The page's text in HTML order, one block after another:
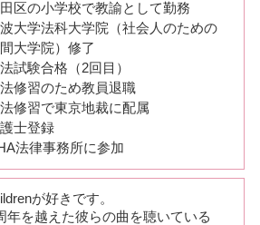
区の小学校で教諭として勤務
大学法科大学院（社会人のための
大学院）修了
試験合格（2回目）
修習のため教員退職
修習で東京地裁に配属
士登録
法律事務所に参加
が好きです。
年を越えた彼らの曲を聴いている